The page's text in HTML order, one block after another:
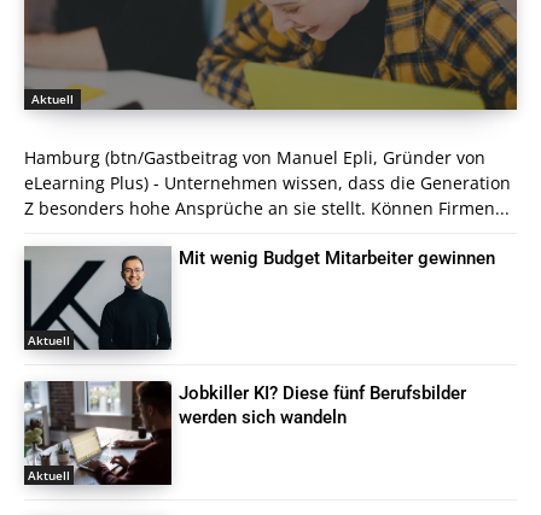
Aktuell
Hamburg (btn/Gastbeitrag von Manuel Epli, Gründer von
eLearning Plus) - Unternehmen wissen, dass die Generation
Z besonders hohe Ansprüche an sie stellt. Können Firmen...
Aktuell
Mit wenig Budget Mitarbeiter gewinnen
Aktuell
Jobkiller KI? Diese fünf Berufsbilder
werden sich wandeln